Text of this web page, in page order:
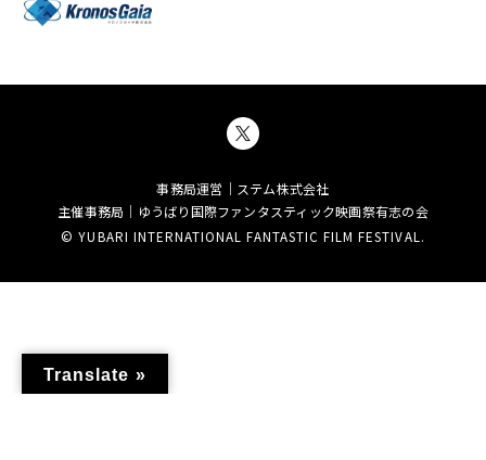
事務局運営｜ステム株式会社
主催事務局｜ゆうばり国際ファンタスティック映画祭有志の会
© YUBARI INTERNATIONAL FANTASTIC FILM FESTIVAL.
Translate »